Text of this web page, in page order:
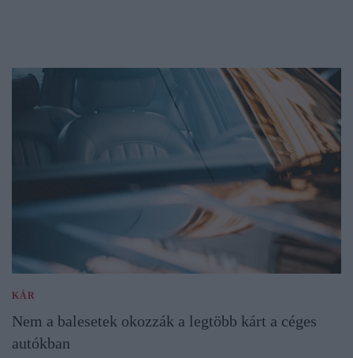
KÁR
Nem a balesetek okozzák a legtöbb kárt a céges
autókban